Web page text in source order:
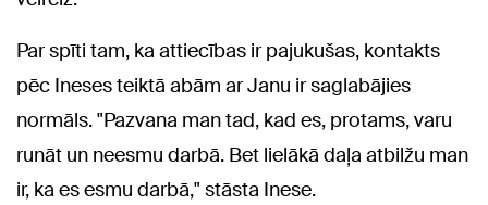
Par spīti tam, ka attiecības ir pajukušas, kontakts
pēc Ineses teiktā abām ar Janu ir saglabājies
normāls. "Pazvana man tad, kad es, protams, varu
runāt un neesmu darbā. Bet lielākā daļa atbilžu man
ir, ka es esmu darbā," stāsta Inese.